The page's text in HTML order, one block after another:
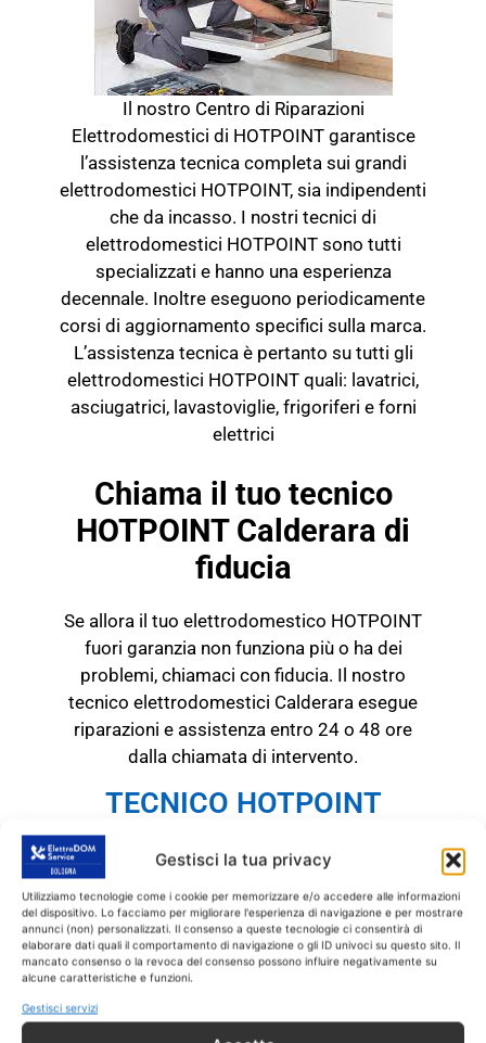
Gestisci la tua privacy
Utilizziamo tecnologie come i cookie per memorizzare e/o accedere alle informazioni
del dispositivo. Lo facciamo per migliorare l'esperienza di navigazione e per mostrare
annunci (non) personalizzati. Il consenso a queste tecnologie ci consentirà di
elaborare dati quali il comportamento di navigazione o gli ID univoci su questo sito. Il
mancato consenso o la revoca del consenso possono influire negativamente su
alcune caratteristiche e funzioni.
Gestisci servizi
Il nostro Centro di Riparazioni
Elettrodomestici di HOTPOINT garantisce
l’assistenza tecnica completa sui grandi
elettrodomestici HOTPOINT, sia indipendenti
che da incasso. I nostri tecnici di
elettrodomestici HOTPOINT sono tutti
specializzati e hanno una esperienza
decennale. Inoltre eseguono periodicamente
corsi di aggiornamento specifici sulla marca.
L’assistenza tecnica è pertanto su tutti gli
elettrodomestici HOTPOINT quali: lavatrici,
asciugatrici, lavastoviglie, frigoriferi e forni
elettrici
Chiama il tuo tecnico
HOTPOINT Calderara di
fiducia
Se allora il tuo elettrodomestico HOTPOINT
fuori garanzia non funziona più o ha dei
problemi, chiamaci con fiducia. Il nostro
tecnico elettrodomestici Calderara esegue
riparazioni e assistenza entro 24 o 48 ore
dalla chiamata di intervento.
TECNICO HOTPOINT
RICAMBI CON GARANZIA DI
1 ANNO
Il tecnico HOTPOINT
CalderaraintervieneSOLOsu prodotti
sono effettuati con ricambi coperti da